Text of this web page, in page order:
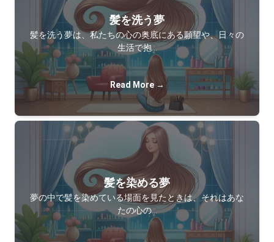
髪を洗う夢
髪を洗う夢は、私たちの心の奥底にある願望や、日々の
生活で抱…
Read More →
髪を染める夢
夢の中で髪を染めている場面を見たときは、それはあな
たの心の…